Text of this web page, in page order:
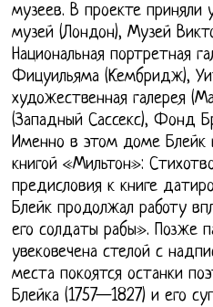
музеев. В проекте приняли
музей (Лондон), Музей
Национальная портретная
Фицуильяма (Кембридж),
художественная галерея
(Западный Сассекс), Фонд
Именно в этом доме Блейк
книгой «Мильтон»:
предисловия к книге
Блейк продолжал работу
его солдаты рабы». Позже
увековечена стелой с
места покоятся останки
Блейка (1757—1827) и его